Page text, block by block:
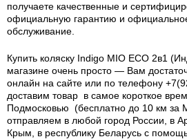
получаете качественные и
официальную гарантию и
обслуживание.
Купить коляску Indigo MIO ECO 2в1
магазине очень просто — Вам
онлайн на сайте или по телефону
доставим товар в самое короткое
Подмосковью (бесплатно до 10 км за
отправляем в любой город России, в
Крым, в республику Беларусь с